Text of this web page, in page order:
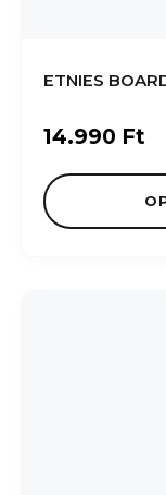
ETNIES
14.990 Ft